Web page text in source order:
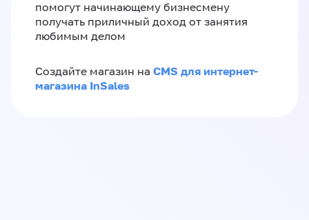
помогут начинающему бизнесмену
получать приличный доход от занятия
любимым делом
Создайте магазин на CMS для интернет-
магазина InSales